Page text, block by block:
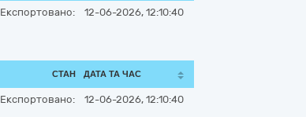
Експортовано: 12-06-2026, 12:10:40
СТАН ДАТА ТА ЧАС
Експортовано: 12-06-2026, 12:10:40